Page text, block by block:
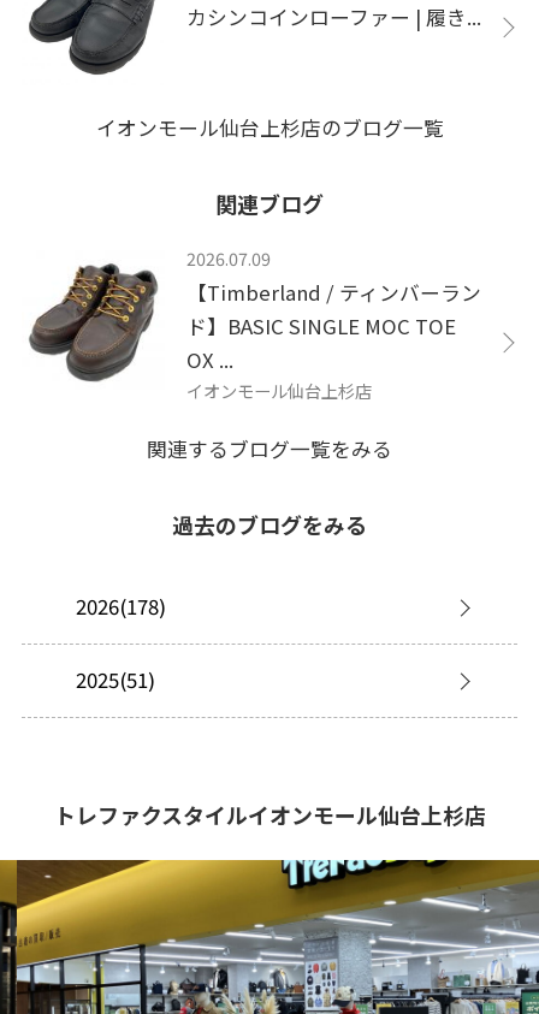
カシンコインローファー | 履き...
イオンモール仙台上杉店のブログ一覧
関連ブログ
2026.07.09
【Timberland / ティンバーラン
ド】BASIC SINGLE MOC TOE
OX ...
イオンモール仙台上杉店
関連するブログ一覧をみる
過去のブログをみる
2026(178)
2025(51)
トレファクスタイルイオンモール仙台上杉店